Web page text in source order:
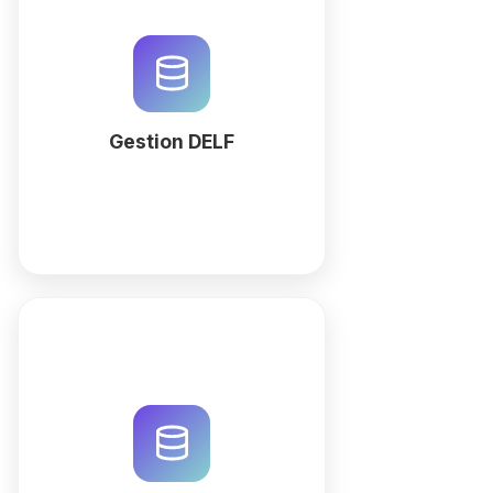
Gestion DELF
QuintaDB. Gérez les sessions, les
candidats et les résultats via un
espace de travail généré par IA.
formation SELF B1-B2 avec un
CRM intelligent. Gérez
inscriptions, examens et
facturation avec l'aide de l'IA